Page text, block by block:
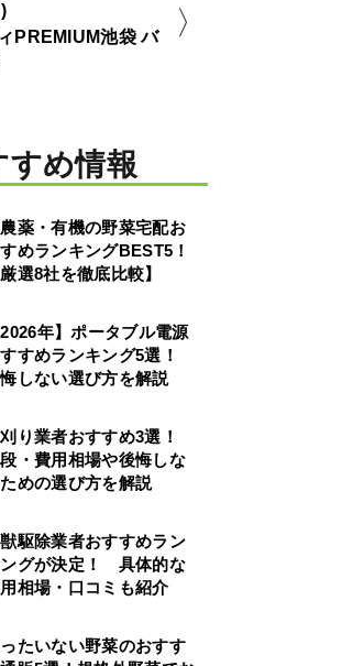
PREMIUM池袋 バ
すめ情報
薬・有機の野菜宅配お
めランキングBEST5！
厳選8社を徹底比較】
2026年】ポータブル電源
すめランキング5選！
しない選び方を解説
り業者おすすめ3選！
・費用相場や後悔しな
めの選び方を解説
駆除業者おすすめラン
グが決定！ 具体的な
相場・口コミも紹介
たいない野菜のおすす